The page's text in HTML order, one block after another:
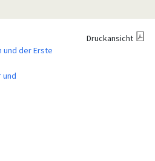
und der Erste
und
Druckansicht